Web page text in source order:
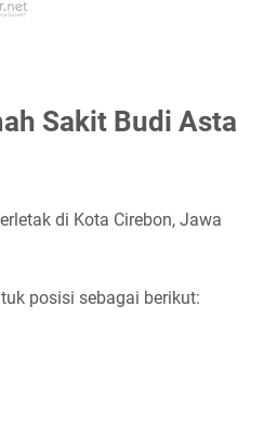
Sakit Budi Asta
di Kota Cirebon, Jawa
posisi sebagai berikut: